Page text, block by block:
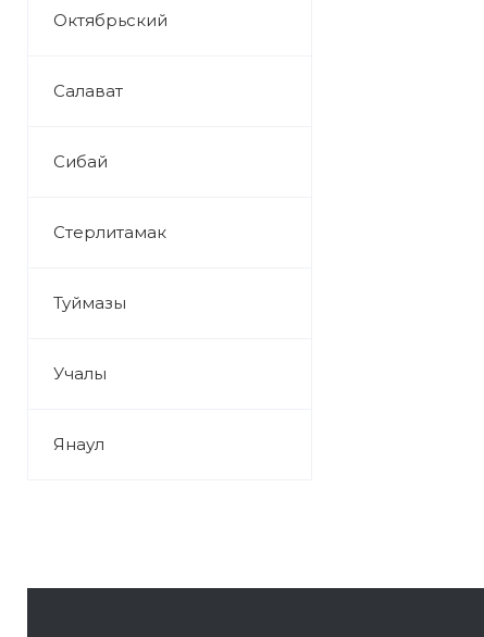
Октябрьский
Салават
Сибай
Стерлитамак
Туймазы
Учалы
Янаул